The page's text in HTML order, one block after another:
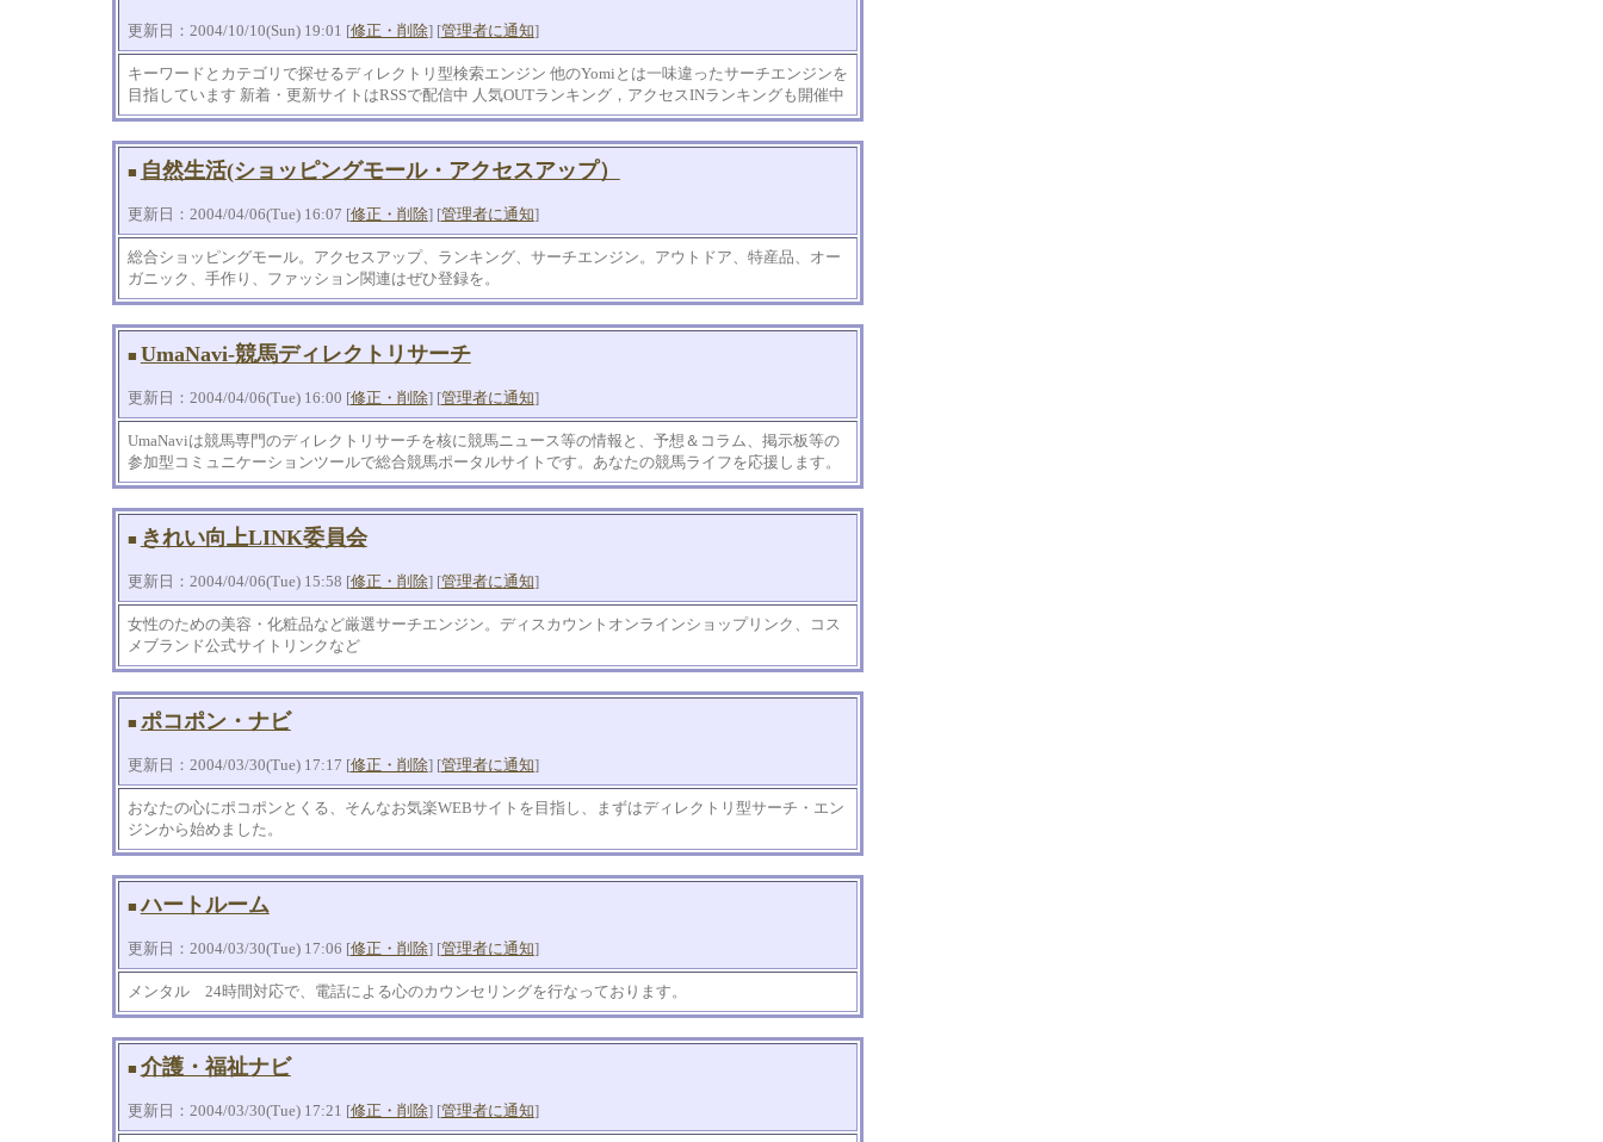
更新日：2004/10/10(Sun) 19:01 [修正・削除] [管理者に通知]
キーワードとカテゴリで探せるディレクトリ型検索エンジン 他のYomiとは一味違ったサーチエンジンを
目指しています 新着・更新サイトはRSSで配信中 人気OUTランキング，アクセスINランキングも開催中
■ 自然生活(ショッピングモール・アクセスアップ）
更新日：2004/04/06(Tue) 16:07 [修正・削除] [管理者に通知]
総合ショッピングモール。アクセスアップ、ランキング、サーチエンジン。アウトドア、特産品、オー
ガニック、手作り、ファッション関連はぜひ登録を。
■ UmaNavi-競馬ディレクトリサーチ
更新日：2004/04/06(Tue) 16:00 [修正・削除] [管理者に通知]
UmaNaviは競馬専門のディレクトリサーチを核に競馬ニュース等の情報と、予想＆コラム、掲示板等の
参加型コミュニケーションツールで総合競馬ポータルサイトです。あなたの競馬ライフを応援します。
■ きれい向上LINK委員会
更新日：2004/04/06(Tue) 15:58 [修正・削除] [管理者に通知]
女性のための美容・化粧品など厳選サーチエンジン。ディスカウントオンラインショップリンク、コス
メブランド公式サイトリンクなど
■ ポコポン・ナビ
更新日：2004/03/30(Tue) 17:17 [修正・削除] [管理者に通知]
おなたの心にポコポンとくる、そんなお気楽WEBサイトを目指し、まずはディレクトリ型サーチ・エン
ジンから始めました。
■ ハートルーム
更新日：2004/03/30(Tue) 17:06 [修正・削除] [管理者に通知]
メンタル 24時間対応で、電話による心のカウンセリングを行なっております。
■ 介護・福祉ナビ
更新日：2004/03/30(Tue) 17:21 [修正・削除] [管理者に通知]